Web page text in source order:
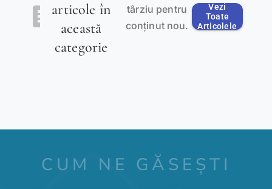
RO | EN
articlearticole în
această
categorie
târziu pentru
conținut nou.
Vezi
Toate
Articolele
CUM NE GĂSEȘTI